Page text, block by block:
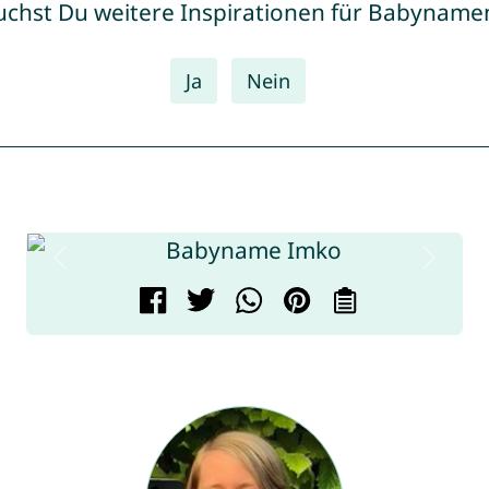
Du weitere Inspirationen für
Ja Nein